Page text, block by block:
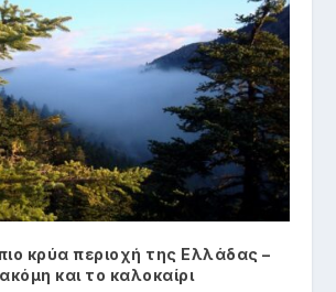
κρύα περιοχή της Ελλάδας –
και το καλοκαίρι